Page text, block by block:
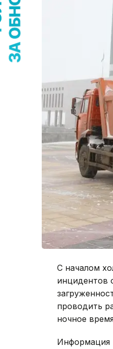
С началом
инцидентов
проводить
ночное
Информация